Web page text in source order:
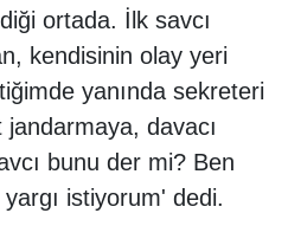
ortada. İlk savcı
kendisinin olay yeri
yanında sekreteri
davacı
bunu der mi? Ben
istiyorum' dedi.